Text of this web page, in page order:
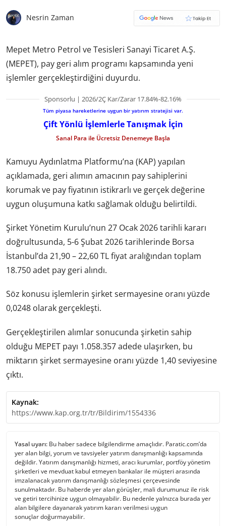
Nesrin Zaman
Mepet Metro Petrol ve Tesisleri Sanayi Ticaret A.Ş.
(MEPET), pay geri alım programı kapsamında yeni
işlemler gerçekleştirdiğini duyurdu.
Sponsorlu | 2026/2Ç Kar/Zarar 17.84%-82.16%
Tüm piyasa hareketlerine uygun bir yatırım stratejisi var.
Çift Yönlü İşlemlerle Tanışmak İçin
Sanal Para ile Ücretsiz Denemeye Başla
Kamuyu Aydınlatma Platformu’na (KAP) yapılan
açıklamada, geri alımın amacının pay sahiplerini
korumak ve pay fiyatının istikrarlı ve gerçek değerine
uygun oluşumuna katkı sağlamak olduğu belirtildi.
Şirket Yönetim Kurulu’nun 27 Ocak 2026 tarihli kararı
doğrultusunda, 5-6 Şubat 2026 tarihlerinde Borsa
İstanbul’da 21,90 – 22,60 TL fiyat aralığından toplam
18.750 adet pay geri alındı.
Söz konusu işlemlerin şirket sermayesine oranı yüzde
0,0248 olarak gerçekleşti.
Gerçekleştirilen alımlar sonucunda şirketin sahip
olduğu MEPET payı 1.058.357 adede ulaşırken, bu
miktarın şirket sermayesine oranı yüzde 1,40 seviyesine
çıktı.
Kaynak:
https://www.kap.org.tr/tr/Bildirim/1554336
Yasal uyarı: Bu haber sadece bilgilendirme amaçlıdır. Paratic.com’da
yer alan bilgi, yorum ve tavsiyeler yatırım danışmanlığı kapsamında
değildir. Yatırım danışmanlığı hizmeti, aracı kurumlar, portföy yönetim
şirketleri ve mevduat kabul etmeyen bankalar ile müşteri arasında
imzalanacak yatırım danışmanlığı sözleşmesi çerçevesinde
sunulmaktadır. Bu haberde yer alan görüşler, mali durumunuz ile risk
ve getiri tercihinize uygun olmayabilir. Bu nedenle yalnızca burada yer
alan bilgilere dayanarak yatırım kararı verilmesi uygun
sonuçlar doğurmayabilir.